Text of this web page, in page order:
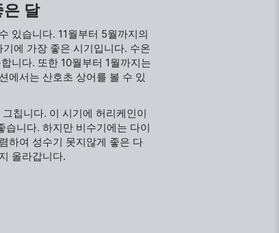
은 달
있습니다. 11월부터 5월까지의
에 가장 좋은 시기입니다. 수온
니다. 또한 10월부터 1월까지는
에서는 산호초 상어를 볼 수 있
칩니다. 이 시기에 허리케인이
습니다. 하지만 비수기에는 다이
하여 성수기 못지않게 좋은 다
올라갑니다.